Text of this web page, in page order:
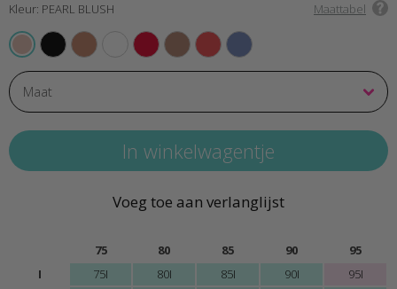
Kleur: PEARL BLUSH Maattabel
Voeg toe aan verlanglijst
75 80 85 90
95
I
75I 80I 85I 90I
95I